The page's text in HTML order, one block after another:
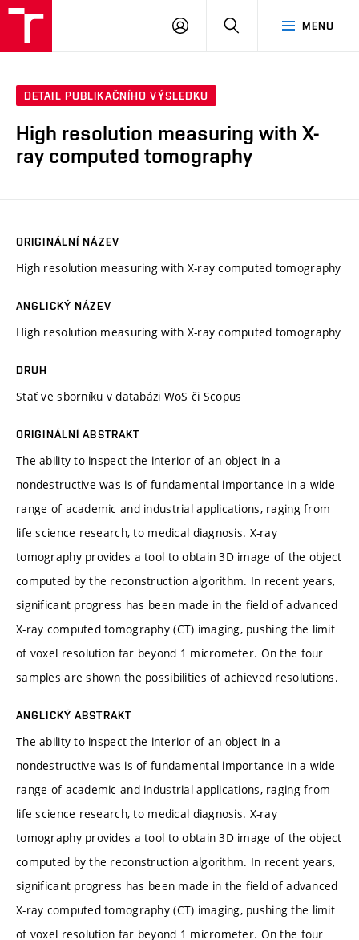
MENU
PŘIHLÁSIT
DETAIL PUBLIKAČNÍHO VÝSLEDKU
High resolution measuring with X-
ray computed tomography
ORIGINÁLNÍ NÁZEV
High resolution measuring with X-ray computed tomography
ANGLICKÝ NÁZEV
High resolution measuring with X-ray computed tomography
DRUH
Stať ve sborníku v databázi WoS či Scopus
ORIGINÁLNÍ ABSTRAKT
The ability to inspect the interior of an object in a
nondestructive was is of fundamental importance in a wide
range of academic and industrial applications, raging from
life science research, to medical diagnosis. X-ray
tomography provides a tool to obtain 3D image of the object
computed by the reconstruction algorithm. In recent years,
significant progress has been made in the field of advanced
X-ray computed tomography (CT) imaging, pushing the limit
of voxel resolution far beyond 1 micrometer. On the four
samples are shown the possibilities of achieved resolutions.
ANGLICKÝ ABSTRAKT
The ability to inspect the interior of an object in a
nondestructive was is of fundamental importance in a wide
range of academic and industrial applications, raging from
life science research, to medical diagnosis. X-ray
tomography provides a tool to obtain 3D image of the object
computed by the reconstruction algorithm. In recent years,
significant progress has been made in the field of advanced
X-ray computed tomography (CT) imaging, pushing the limit
of voxel resolution far beyond 1 micrometer. On the four